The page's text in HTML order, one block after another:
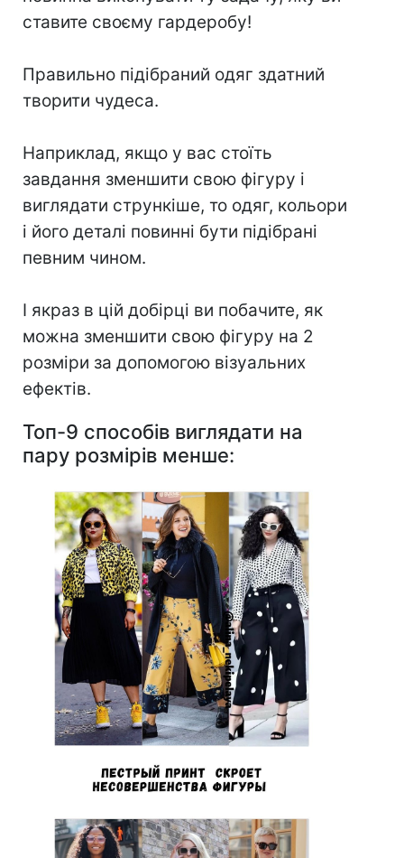
ставите своєму гардеробу!
Правильно підібраний одяг здатний
творити чудеса.
Наприклад, якщо у вас стоїть
завдання зменшити свою фігуру і
виглядати стрункіше, то одяг, кольори
і його деталі повинні бути підібрані
певним чином.
І якраз в цій добірці ви побачите, як
можна зменшити свою фігуру на 2
розміри за допомогою візуальних
ефектів.
Топ-9 способів виглядати на
пару розмірів менше: